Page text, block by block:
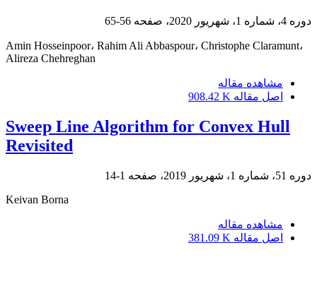
دوره 4، شماره 1، شهریور 2020، صفحه 56-65
Amin Hosseinpoor، Rahim Ali Abbaspour، Christophe Claramunt،
Alireza Chehreghan
مشاهده مقاله
اصل مقاله 908.42 K
Sweep Line Algorithm for Convex Hull
Revisited
دوره 51، شماره 1، شهریور 2019، صفحه
1-14
Keivan Borna
مشاهده مقاله
اصل مقاله 381.09 K